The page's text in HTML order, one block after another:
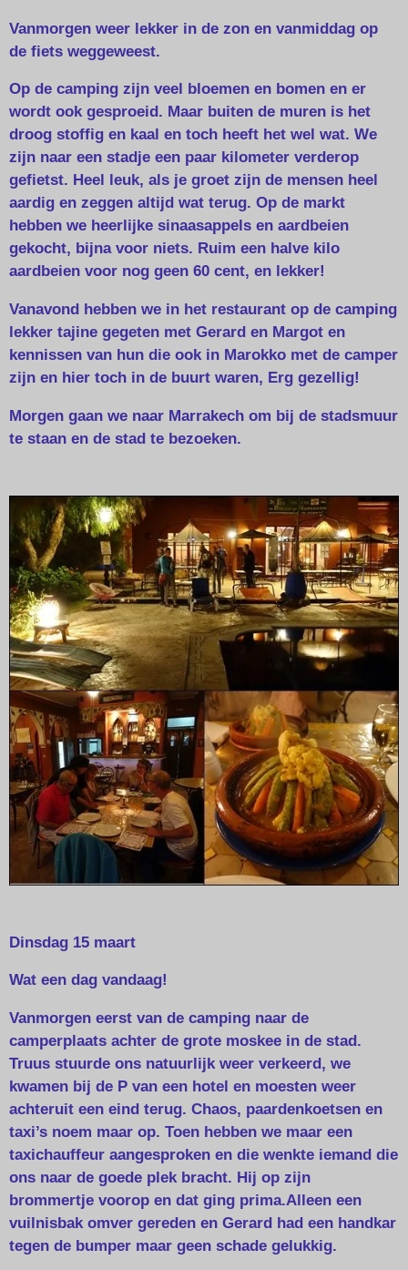
Vanmorgen weer lekker in de zon en vanmiddag op
de fiets weggeweest.
Op de camping zijn veel bloemen en bomen en er
wordt ook gesproeid. Maar buiten de muren is het
droog stoffig en kaal en toch heeft het wel wat. We
zijn naar een stadje een paar kilometer verderop
gefietst. Heel leuk, als je groet zijn de mensen heel
aardig en zeggen altijd wat terug. Op de markt
hebben we heerlijke sinaasappels en aardbeien
gekocht, bijna voor niets. Ruim een halve kilo
aardbeien voor nog geen 60 cent, en lekker!
Vanavond hebben we in het restaurant op de camping
lekker tajine gegeten met Gerard en Margot en
kennissen van hun die ook in Marokko met de camper
zijn en hier toch in de buurt waren, Erg gezellig!
Morgen gaan we naar Marrakech om bij de stadsmuur
te staan en de stad te bezoeken.
Dinsdag 15 maart
Wat een dag vandaag!
Vanmorgen eerst van de camping naar de
camperplaats achter de grote moskee in de stad.
Truus stuurde ons natuurlijk weer verkeerd, we
kwamen bij de P van een hotel en moesten weer
achteruit een eind terug. Chaos, paardenkoetsen en
taxi’s noem maar op. Toen hebben we maar een
taxichauffeur aangesproken en die wenkte iemand die
ons naar de goede plek bracht. Hij op zijn
brommertje voorop en dat ging prima.Alleen een
vuilnisbak omver gereden en Gerard had een handkar
tegen de bumper maar geen schade gelukkig.